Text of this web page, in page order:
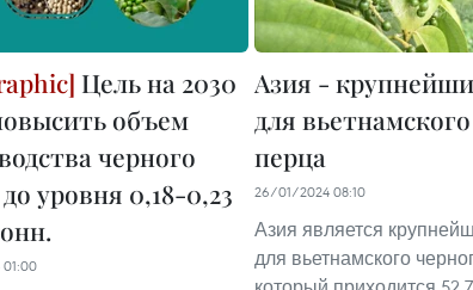
Цель на 2030
объем
черного
уровня 0,18-0,23
Азия -
для
перца
26/01/2024 08:10
Азия является
для вьетнамского